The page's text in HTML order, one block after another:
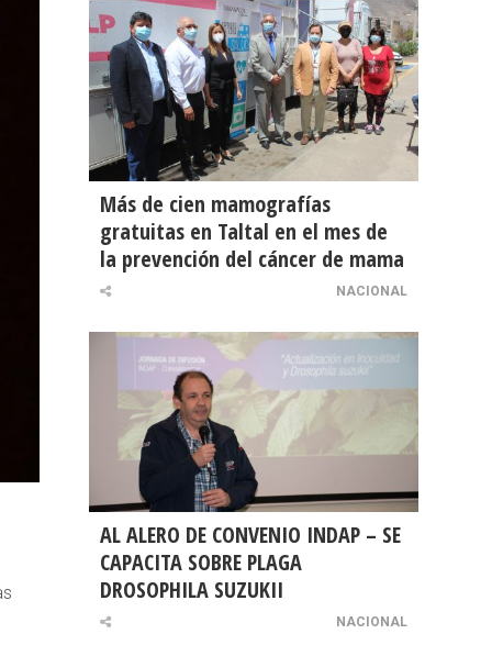
Más de cien mamografías
gratuitas en Taltal en el mes de
la prevención del cáncer de mama
NACIONAL
AL ALERO DE CONVENIO INDAP – SE
CAPACITA SOBRE PLAGA
DROSOPHILA SUZUKII
NACIONAL